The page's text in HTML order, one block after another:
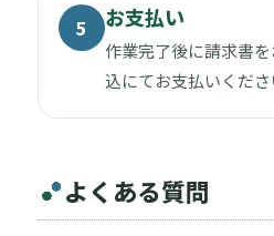
5 お支払い
作業完了後に請求書
込にてお支払いくださ
よくある質問